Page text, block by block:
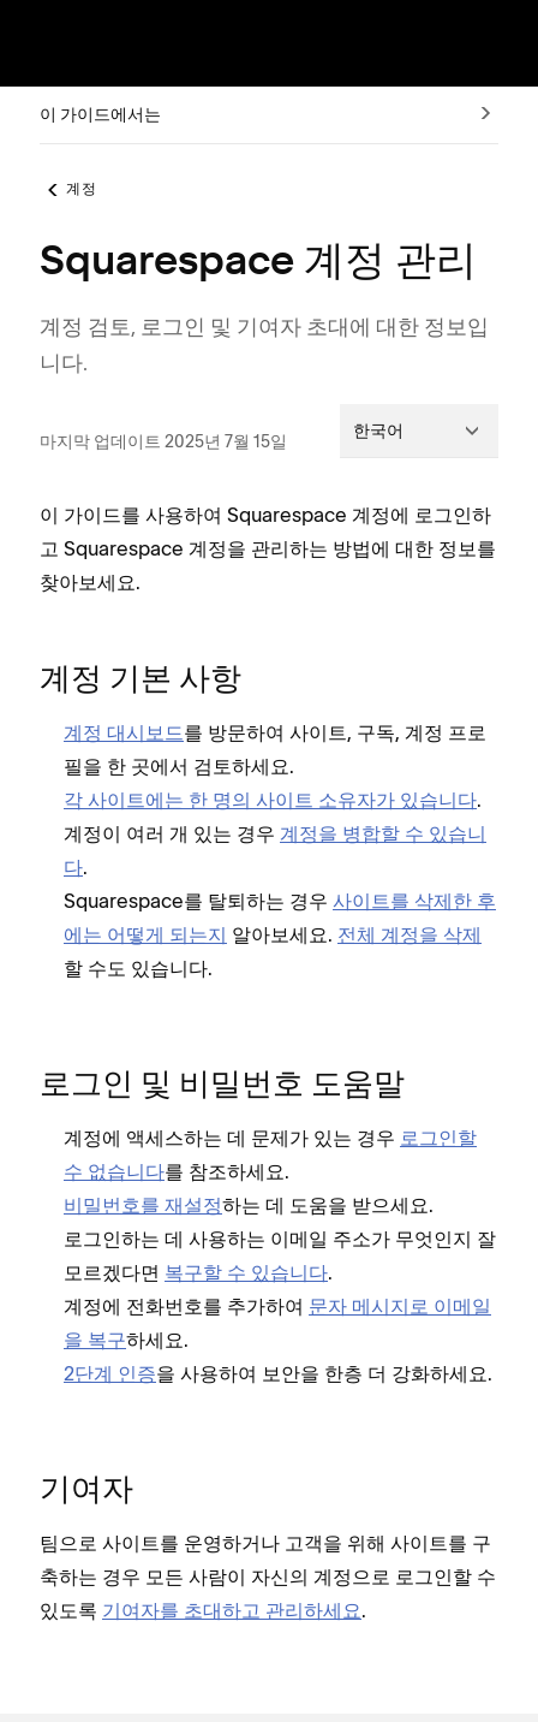
이 가이드에서는
계정
Squarespace 계정 관리
계정 검토, 로그인 및 기여자 초대에 대한 정보입
니다.
마지막 업데이트 2025년 7월 15일 한국어
이 가이드를 사용하여 Squarespace 계정에 로그인하
고 Squarespace 계정을 관리하는 방법에 대한 정보를
찾아보세요.
계정 기본 사항
계정 대시보드를 방문하여 사이트, 구독, 계정 프로
필을 한 곳에서 검토하세요.
각 사이트에는 한 명의 사이트 소유자가 있습니다.
계정이 여러 개 있는 경우 계정을 병합할 수 있습니
다.
Squarespace를 탈퇴하는 경우 사이트를 삭제한 후
에는 어떻게 되는지 알아보세요. 전체 계정을 삭제
할 수도 있습니다.
로그인 및 비밀번호 도움말
계정에 액세스하는 데 문제가 있는 경우 로그인할
수 없습니다를 참조하세요.
비밀번호를 재설정하는 데 도움을 받으세요.
로그인하는 데 사용하는 이메일 주소가 무엇인지 잘
모르겠다면 복구할 수 있습니다.
계정에 전화번호를 추가하여 문자 메시지로 이메일
을 복구하세요.
2단계 인증을 사용하여 보안을 한층 더 강화하세요.
기여자
팀으로 사이트를 운영하거나 고객을 위해 사이트를 구
축하는 경우 모든 사람이 자신의 계정으로 로그인할 수
있도록 기여자를 초대하고 관리하세요.